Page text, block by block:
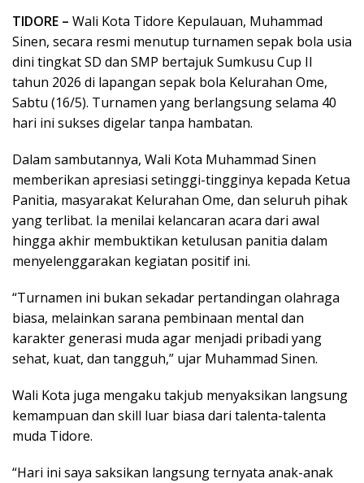
TIDORE – Wali Kota Tidore Kepulauan, Muhammad
Sinen, secara resmi menutup turnamen sepak bola usia
dini tingkat SD dan SMP bertajuk Sumkusu Cup II
tahun 2026 di lapangan sepak bola Kelurahan Ome,
Sabtu (16/5). Turnamen yang berlangsung selama 40
hari ini sukses digelar tanpa hambatan.
Dalam sambutannya, Wali Kota Muhammad Sinen
memberikan apresiasi setinggi-tingginya kepada Ketua
Panitia, masyarakat Kelurahan Ome, dan seluruh pihak
yang terlibat. Ia menilai kelancaran acara dari awal
hingga akhir membuktikan ketulusan panitia dalam
menyelenggarakan kegiatan positif ini.
“Turnamen ini bukan sekadar pertandingan olahraga
biasa, melainkan sarana pembinaan mental dan
karakter generasi muda agar menjadi pribadi yang
sehat, kuat, dan tangguh,” ujar Muhammad Sinen.
Wali Kota juga mengaku takjub menyaksikan langsung
kemampuan dan skill luar biasa dari talenta-talenta
muda Tidore.
“Hari ini saya saksikan langsung ternyata anak-anak